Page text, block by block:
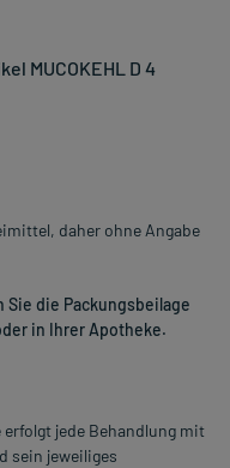
MUCOKEHL D 4
daher ohne Angabe
die Packungsbeilage
in Ihrer Apotheke.
jede Behandlung mit
sein jeweiliges